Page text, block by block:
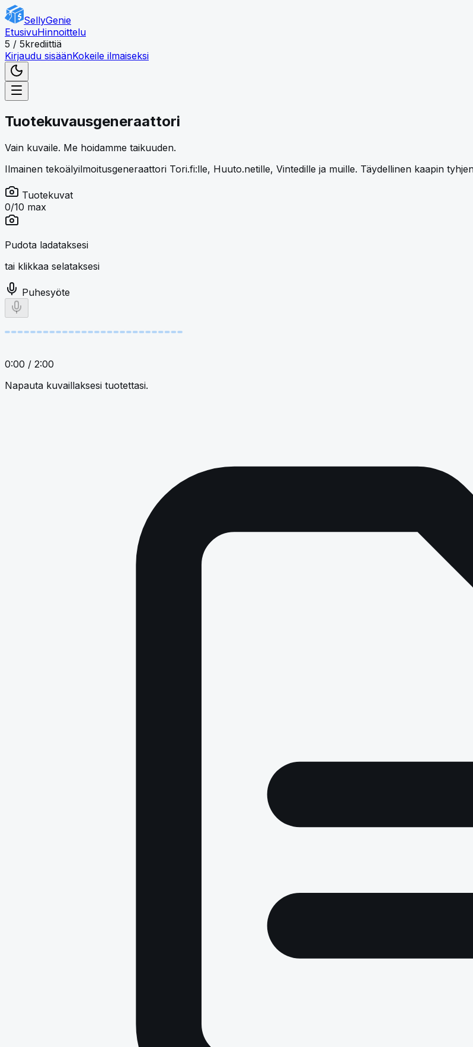
Skip to main content
SellyGenie
EtusivuHinnoittelu
5 / 5krediittiä
Kirjaudu sisäänKokeile ilmaiseksi
Tuotekuvausgeneraattori
Vain kuvaile. Me hoidamme taikuuden.
Ilmainen tekoälyilmoitusgeneraattori Tori.fi:lle, Huuto.netille, Vintedille ja muille. Täydellinen kaapin
Tuotekuvat
0/10 max
Image upload area. Press Enter or Space to open file picker, or drag and drop images. Accepted
Pudota ladataksesi
tai klikkaa selataksesi
Puhesyöte
0:00 / 2:00
Napauta kuvaillaksesi tuotettasi.